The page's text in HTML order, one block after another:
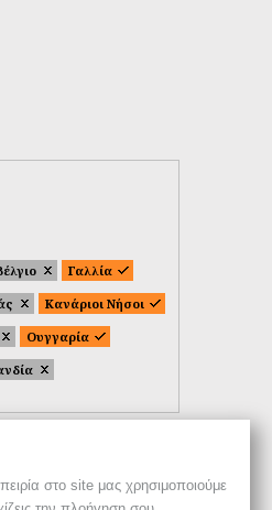
στο site μας χρησιμοποιούμε
Γαλλία
Κανάριοι Νήσοι
Ουγγαρία